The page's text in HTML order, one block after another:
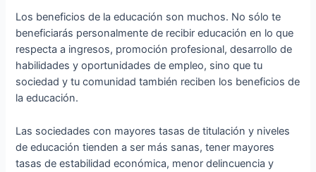
Los beneficios de la educación son muchos. No sólo te
beneficiarás personalmente de recibir educación en lo que
respecta a ingresos, promoción profesional, desarrollo de
habilidades y oportunidades de empleo, sino que tu
sociedad y tu comunidad también reciben los beneficios de
la educación.
Las sociedades con mayores tasas de titulación y niveles
de educación tienden a ser más sanas, tener mayores
tasas de estabilidad económica, menor delincuencia y